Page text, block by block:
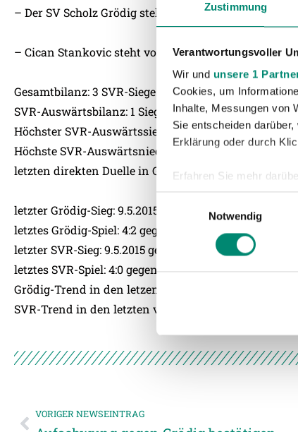
Zustimmung
Verantwortungsvoller
Wir und unsere 1
Cookies, um
Inhalte, Messungen von
Sie entscheiden
Erklärung oder durch
Erfahren Sie mehr
Einzelheitenfest.
und die Zugriffe auf
Notwendig
– Der SV Scholz Grödig stellte seine Gegner 54-mal
– Cican Stankovic steht vor seinem 50. Spiel in der
Gesamtbilanz: 3 SVR-Siege – 2 Remis – 2 Niederlagen
SVR-Auswärtsbilanz: 1 Siege – 1 Remis – 1
Höchster SVR-Auswärtssieg: 1:0 (8.11.2014)
Höchste SVR-Auswärtsniederlage: 0:3 (7.12.2013)
letzten direkten Duelle in Grödig: 1:0 für Ried und 3:0
letzter Grödig-Sieg: 9.5.2015 gegen SC Wiener Neustadt
letztes Grödig-Spiel: 4:2 gegen SC Wiener Neustadt
letzter SVR-Sieg: 9.5.2015 gegen RZ Pellets WAC (4:0)
letztes SVR-Spiel: 4:0 gegen RZ Pellets WAC
Grödig-Trend in den letzen vier Pflichtspielen: S-N-N-
SVR-Trend in den letzten vier Pflichtspielen: S-N-N-N
VORIGER NEWSEINTRAG